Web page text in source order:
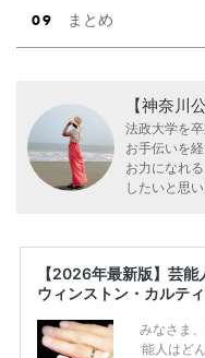
まとめ
【神奈川
法政大学を
お手伝いを
お力になれ
したいと思
【2026年最新版】芸
ウィンストン・カルテ
みなさま
能人はど